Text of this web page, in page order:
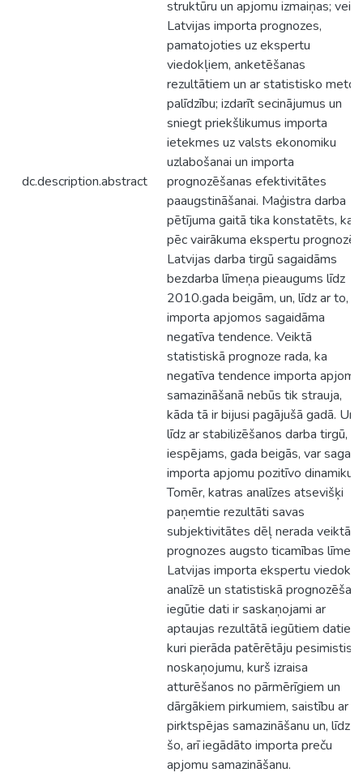
dc.description.abstract
struktūru un apjomu izmaiņas; veikt
Latvijas importa prognozes,
pamatojoties uz ekspertu
viedokļiem, anketēšanas
rezultātiem un ar statistisko
palīdzību; izdarīt secinājumus un
sniegt priekšlikumus importa
ietekmes uz valsts ekonomiku
uzlabošanai un importa
prognozēšanas efektivitātes
paaugstināšanai. Maģistra darba
pētījuma gaitā tika konstatēts, ka
pēc vairākuma ekspertu
Latvijas darba tirgū sagaidāms
bezdarba līmeņa pieaugums līdz
2010.gada beigām, un, līdz ar to,
importa apjomos sagaidāma
negatīva tendence. Veiktā
statistiskā prognoze rada, ka
negatīva tendence importa apjomu
samazināšanā nebūs tik strauja,
kāda tā ir bijusi pagājušā gadā. Un,
līdz ar stabilizēšanos darba tirgū,
iespējams, gada beigās, var
importa apjomu pozitīvo dinamiku.
Tomēr, katras analīzes atsevišķi
paņemtie rezultāti savas
subjektivitātes dēļ nerada veiktās
prognozes augsto ticamības līmeni.
Latvijas importa ekspertu viedokļu
analīzē un statistiskā
iegūtie dati ir saskaņojami ar
aptaujas rezultātā iegūtiem datiem,
kuri pierāda patērētāju
noskaņojumu, kurš izraisa
atturēšanos no pārmērīgiem un
dārgākiem pirkumiem, saistību ar
pirktspējas samazināšanu un, līdz ar
šo, arī iegādāto importa preču
apjomu samazināšanu.